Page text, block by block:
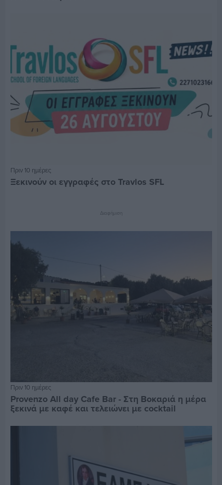
Πριν 10 ημέρες
Ξεκινούν οι εγγραφές στο Travlos SFL
Διαφήμιση
Πριν 10 ημέρες
Provenzo All day Cafe Bar - Στη Βοκαριά η μέρα
ξεκινά με καφέ και τελειώνει με cocktail